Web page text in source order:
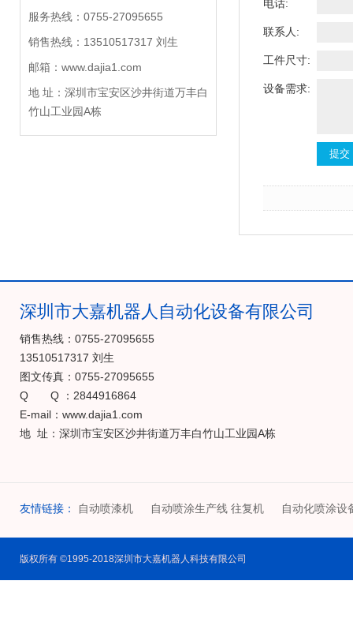
服务热线：0755-27095655
销售热线：13510517317 刘生
邮箱：www.dajia1.com
地 址：深圳市宝安区沙井街道万丰白
竹山工业园A栋
电话:
联系人:
工件尺寸:
设备需求:
深圳市大嘉机器人自动化设备有限公司
销售热线：0755-27095655
13510517317 刘生
图文传真：0755-27095655
Q Q ：2844916864
E-mail：www.dajia1.com
地 址：深圳市宝安区沙井街道万丰白竹山工业园A栋
友情链接： 自动喷漆机 自动喷涂生产线 往复机 自动化喷涂设
版权所有 ©1995-2018深圳市大嘉机器人科技有限公司